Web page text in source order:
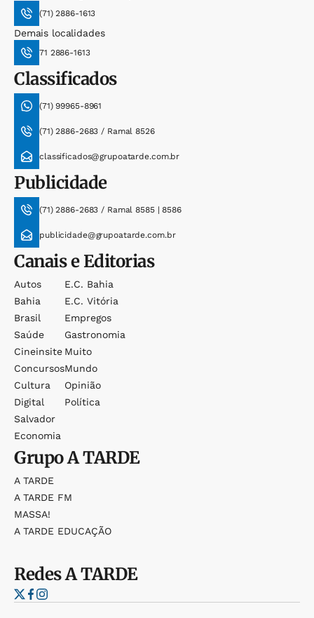
(71) 2886-1613
Demais localidades
71 2886-1613
Classificados
(71) 99965-8961
(71) 2886-2683 / Ramal 8526
classificados@grupoatarde.com.br
Publicidade
(71) 2886-2683 / Ramal 8585 | 8586
publicidade@grupoatarde.com.br
Canais e Editorias
Autos
Bahia
Brasil
Saúde
Cineinsite
Concursos
Cultura
Digital
Salvador
Economia
E.c. Bahia
E.c. Vitória
Empregos
Gastronomia
Muito
Mundo
Opinião
Política
GrupoA TARDE
A TARDE
A TARDE FM
MASSA!
A TARDE EDUCAÇÃO
RedesA TARDE